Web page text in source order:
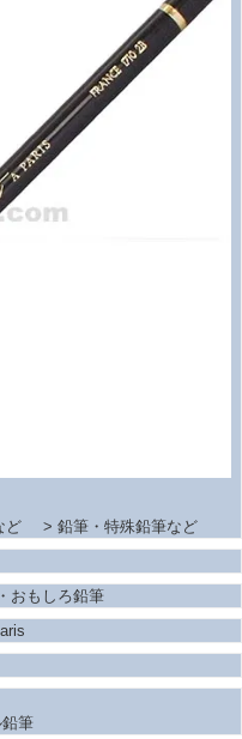
ど > 鉛筆・特殊鉛筆など
おもしろ鉛筆
筆